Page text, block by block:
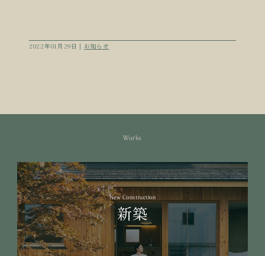
2022年01月29日 | お知らせ
Works
New Construction
新築